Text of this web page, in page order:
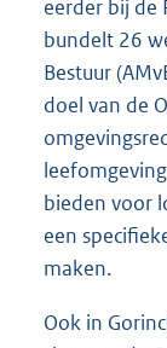
eerder bij de
bundelt 26
Bestuur
doel van de
bieden voor
een
maken.
Ook in